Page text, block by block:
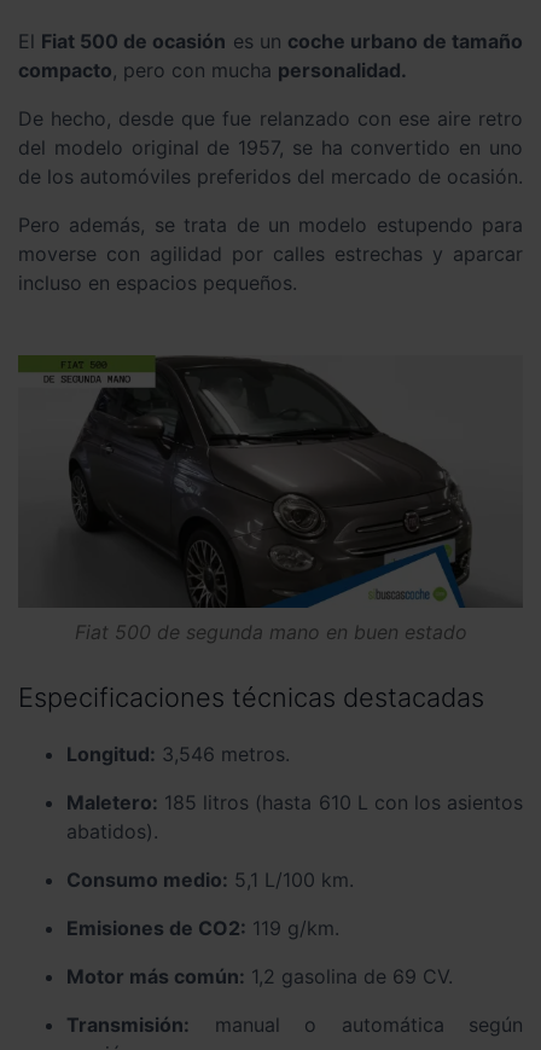
El Fiat 500 de ocasión es un coche urbano de tamaño
compacto, pero con mucha personalidad.
De hecho, desde que fue relanzado con ese aire retro
del modelo original de 1957, se ha convertido en uno
de los automóviles preferidos del mercado de ocasión.
Pero además, se trata de un modelo estupendo para
moverse con agilidad por calles estrechas y aparcar
incluso en espacios pequeños.
Fiat 500 de segunda mano en buen estado
Especificaciones técnicas destacadas
Longitud: 3,546 metros.
Maletero: 185 litros (hasta 610 L con los asientos
abatidos).
Consumo medio: 5,1 L/100 km.
Emisiones de CO2: 119 g/km.
Motor más común: 1,2 gasolina de 69 CV.
Transmisión: manual o automática según